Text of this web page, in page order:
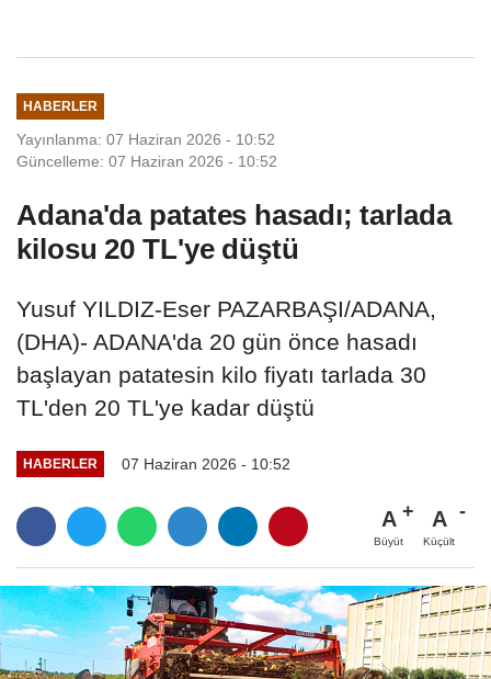
HABERLER
Yayınlanma: 07 Haziran 2026 - 10:52
Güncelleme: 07 Haziran 2026 - 10:52
Adana'da patates hasadı; tarlada
kilosu 20 TL'ye düştü
Yusuf YILDIZ-Eser PAZARBAŞI/ADANA,
(DHA)- ADANA'da 20 gün önce hasadı
başlayan patatesin kilo fiyatı tarlada 30
TL'den 20 TL'ye kadar düştü
HABERLER 07 Haziran 2026 - 10:52
A
Büyüt
A
Küçült